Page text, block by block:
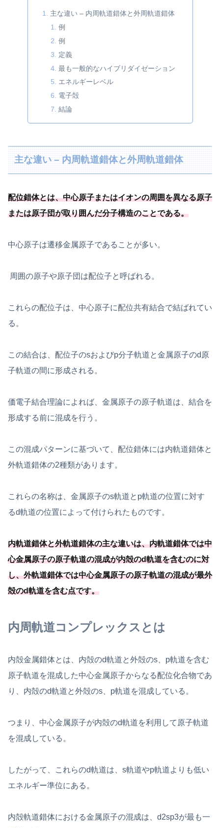
主な違い – 内周軌道錯体と外周軌道錯体
例
例
定義
最も一般的なハイブリダイゼーション
エネルギーレベル
電子殻
結論
主な違い – 内周軌道錯体と外周軌道錯体
配位錯体とは、中心原子またはイオンの周囲を異なる原子
または原子団が取り囲んだ分子構造のことである。
中心原子は遷移金属原子であることが多い。
周囲の原子や原子団は配位子と呼ばれる。
これらの配位子は、中心原子に配位共有結合で結ばれてい
る。
この結合は、配位子のsおよびp分子軌道と金属原子のd原
子軌道の間に形成される。
価電子結合理論によれば、金属原子の原子軌道は、結合を
形成する前に混成を行う。
この混成パターンに基づいて、配位錯体には内軌道錯体と
外軌道錯体の2種類があります。
これらの名称は、金属原子のs軌道とp軌道の位置に対す
るd軌道の位置によって付けられたものです。
内軌道錯体と外軌道錯体の主な違いは、内軌道錯体では中
心金属原子の原子軌道の混成が内殻のd軌道を含むのに対
し、外軌道錯体では中心金属原子の原子軌道の混成が最外
殻のd軌道を含む点です。
内周軌道コンプレックスとは
内殻金属錯体とは、内殻のd軌道と外殻のs、p軌道を含む
原子軌道を混成した中心金属原子からなる配位化合物であ
り、内殻のd軌道と外殻のs、p軌道を混成している。
つまり、中心金属原子が内殻のd軌道を利用して原子軌道
を混成している。
したがって、これらのd軌道は、s軌道やp軌道よりも低い
エネルギー準位にある。
内殻軌道錯体における金属原子の混成は、d2sp3が最も一